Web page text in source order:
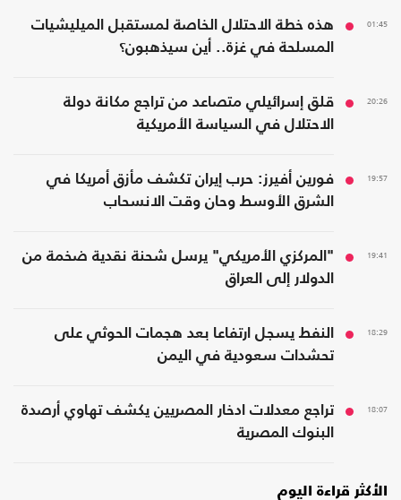
01:45
هذه خطة الاحتلال الخاصة لمستقبل الميليشيات
المسلحة في غزة.. أين سيذهبون؟
20:26
قلق إسرائيلي متصاعد من تراجع مكانة دولة
الاحتلال في السياسة الأمريكية
19:57
فورين أفيرز: حرب إيران تكشف مأزق أمريكا في
الشرق الأوسط وحان وقت الانسحاب
19:41
"المركزي الأمريكي" يرسل شحنة نقدية ضخمة من
الدولار إلى العراق
18:29
النفط يسجل ارتفاعا بعد هجمات الحوثي على
تحشدات سعودية في اليمن
18:07
تراجع معدلات ادخار المصريين يكشف تهاوي أرصدة
البنوك المصرية
الأكثر قراءة اليوم